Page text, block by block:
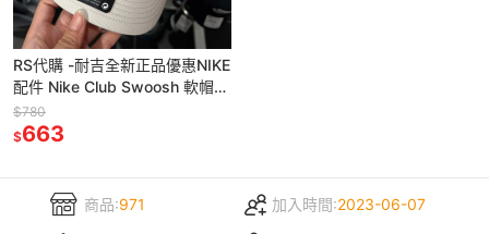
RS代購 -耐吉全新正品優惠NIKE
配件 Nike Club Swoosh 軟帽
FB5369-100
$780
$663
商品:971 加入時間:2023-06-07